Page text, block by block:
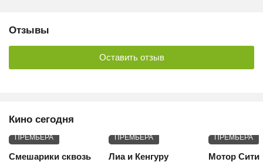
Отзывы
Оставить отзыв
Кино сегодня
ПРЕМЬЕРА
Смешарики сквозь
ПРЕМЬЕРА
Лиа и Кенгуру
ПРЕМЬЕРА
Мотор Сити